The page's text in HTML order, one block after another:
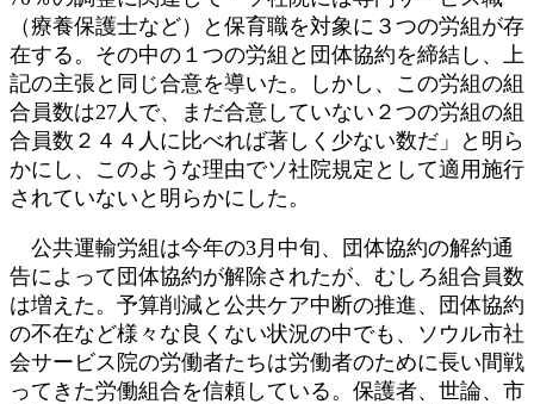
（療養保護士など）と保育職を対象に３つの労組が存
在する。その中の１つの労組と団体協約を締結し、上
記の主張と同じ合意を導いた。しかし、この労組の組
合員数は27人で、まだ合意していない２つの労組の組
合員数２４４人に比べれば著しく少ない数だ」と明ら
かにし、このような理由でソ社院規定として適用施行
されていないと明らかにした。
公共運輸労組は今年の3月中旬、団体協約の解約通
告によって団体協約が解除されたが、むしろ組合員数
は増えた。予算削減と公共ケア中断の推進、団体協約
の不在など様々な良くない状況の中でも、ソウル市社
会サービス院の労働者たちは労働者のために長い間戦
ってきた労働組合を信頼している。保護者、世論、市